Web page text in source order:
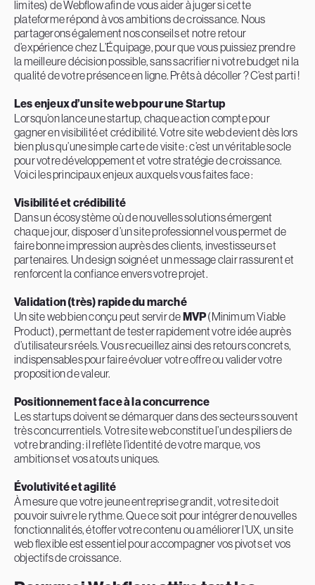
limites) de Webflow afin de vous aider à juger si cette
plateforme répond à vos ambitions de croissance. Nous
partagerons également nos conseils et notre retour
d’expérience chez L’Équipage, pour que vous puissiez prendre
la meilleure décision possible, sans sacrifier ni votre budget ni la
qualité de votre présence en ligne. Prêts à décoller ? C’est parti !
Les enjeux d’un site web pour une Startup
Lorsqu’on lance une startup, chaque action compte pour
gagner en visibilité et crédibilité. Votre site web devient dès lors
bien plus qu’une simple carte de visite : c’est un véritable socle
pour votre développement et votre stratégie de croissance.
Voici les principaux enjeux auxquels vous faites face :
Visibilité et crédibilité
Dans un écosystème où de nouvelles solutions émergent
chaque jour, disposer d’un site professionnel vous permet de
faire bonne impression auprès des clients, investisseurs et
partenaires. Un design soigné et un message clair rassurent et
renforcent la confiance envers votre projet.
Validation (très) rapide du marché
Un site web bien conçu peut servir de MVP(Minimum Viable
Product), permettant de tester rapidement votre idée auprès
d’utilisateurs réels. Vous recueillez ainsi des retours concrets,
indispensables pour faire évoluer votre offre ou valider votre
proposition de valeur.
Positionnement face à la concurrence
Les startups doivent se démarquer dans des secteurs souvent
très concurrentiels. Votre site web constitue l’un des piliers de
votre branding : il reflète l’identité de votre marque, vos
ambitions et vos atouts uniques.
Évolutivité et agilité
À mesure que votre jeune entreprise grandit, votre site doit
pouvoir suivre le rythme. Que ce soit pour intégrer de nouvelles
fonctionnalités, étoffer votre contenu ou améliorer l’UX, un site
web flexible est essentiel pour accompagner vos pivots et vos
objectifs de croissance.